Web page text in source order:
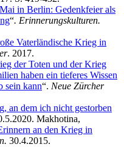
in Berlin: Gedenkfeier als
“. Erinnerungskulturen.
Vaterländische Krieg in
. 2017.
der Toten und der Krieg
haben ein tieferes Wissen
sein kann“. Neue Zürcher
an dem ich nicht gestorben
Makhotina,
an den Krieg in
30.4.2015.